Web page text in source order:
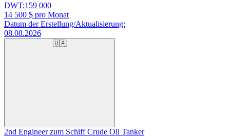
DWT:159 000
14 500 $ pro Monat
Datum der Erstellung/Aktualisierung:
08.08.2026
🇺🇦
2nd Engineer zum Schiff Crude Oil Tanker